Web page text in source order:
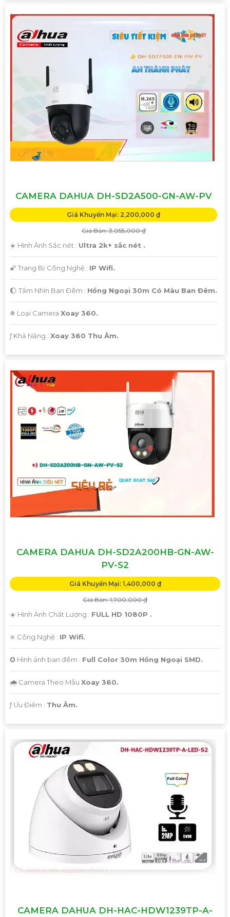
CAMERA DAHUA DH-SD2A500-GN-AW-PV
Giá Khuyến Mại: 2,200,000 ₫
Giá Bán: 3,055,000 ₫
☀️ Hình Ảnh Sắc nét : Ultra 2k+ sắc nét .
🌠 Trang Bị Công Nghệ : IP Wifi.
🌔 Tầm Nhìn Ban Đêm : Hồng Ngoại 30m Có Màu Ban Đêm.
❄ Loại Camera Xoay 360.
️ƒ Khả Năng : Xoay 360 Thu Âm.
CAMERA DAHUA DH-SD2A200HB-GN-AW-
PV-S2
Giá Khuyến Mại: 1,400,000 ₫
Giá Bán: 1,700,000 ₫
☀️ Hình Ành Chất Lượng : FULL HD 1080P .
✳️ Công Nghệ : IP Wifi.
✪ Hình ảnh ban đêm : Full Color 30m Hồng Ngoại SMD.
🌧️ Camera Theo Mẫu Xoay 360.
️ƒ Ưu Điểm : Thu Âm.
CAMERA DAHUA DH-HAC-HDW1239TP-A-